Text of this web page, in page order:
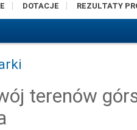
DOTACJE REZULTATY
terenów